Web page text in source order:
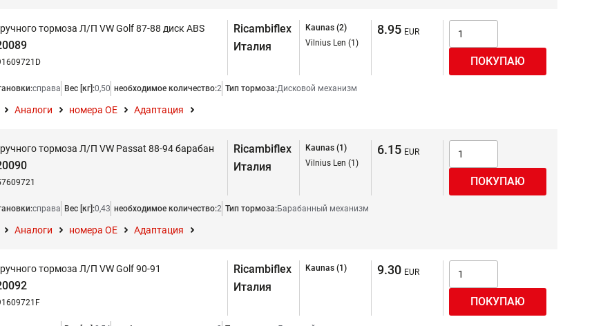
тормоза Л/П VW Golf 87-88 диск ABS
Ricambiflex
Италия
Kaunas (2)
Vilnius Len (1)
8.95
справа Вес [кг]:0,50 необходимое количество:2 Тип тормоза:Дисковой механизм
Аналоги номера ОЕ Адаптация
тормоза Л/П VW Passat 88-94 барабан
Ricambiflex
Италия
Kaunas (1)
Vilnius Len (1)
6.15
справа Вес [кг]:0,43 необходимое количество:2 Тип тормоза:Барабанный механизм
Аналоги номера ОЕ Адаптация
тормоза Л/П VW Golf 90-91
Ricambiflex
Италия
Kaunas (1) 9.30